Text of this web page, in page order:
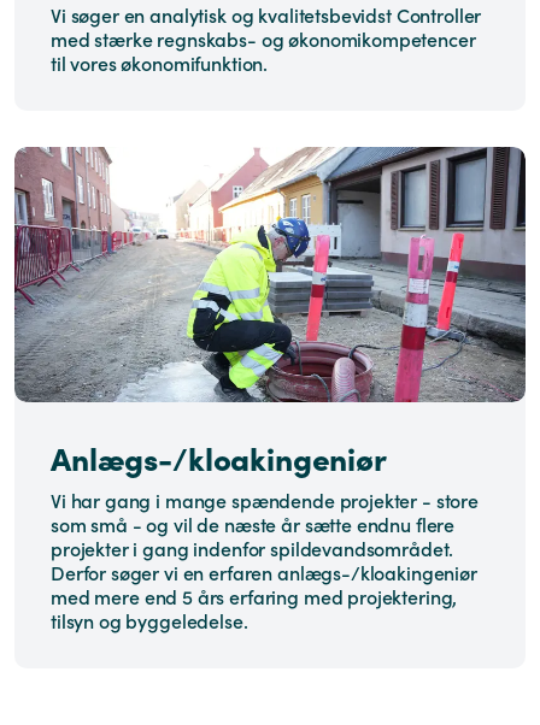
Vi søger en analytisk og kvalitetsbevidst Controller
med stærke regnskabs- og økonomikompetencer
til vores økonomifunktion.
Anlægs-/kloakingeniør
Vi har gang i mange spændende projekter - store
som små - og vil de næste år sætte endnu flere
projekter i gang indenfor spildevandsområdet.
Derfor søger vi en erfaren anlægs-/kloakingeniør
med mere end 5 års erfaring med projektering,
tilsyn og byggeledelse.